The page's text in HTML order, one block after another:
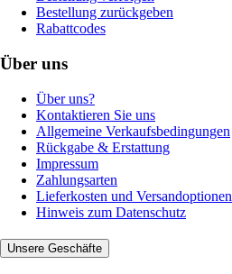
Bestellung zurückgeben
Rabattcodes
Über uns
Über uns?
Kontaktieren Sie uns
Allgemeine Verkaufsbedingungen
Rückgabe & Erstattung
Impressum
Zahlungsarten
Lieferkosten und Versandoptionen
Hinweis zum Datenschutz
Unsere Geschäfte